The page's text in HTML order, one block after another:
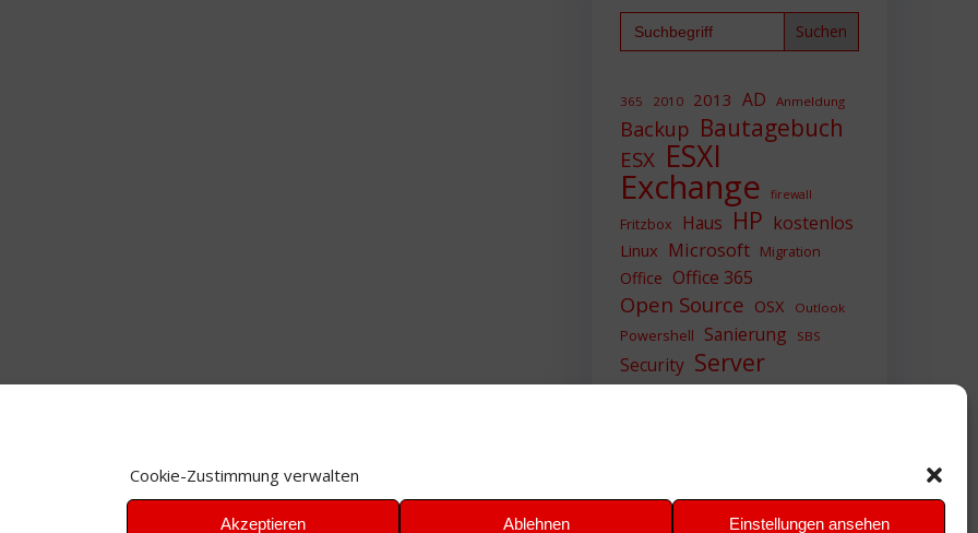
Cookie-Zustimmung verwalten
Akzeptieren Ablehnen Einstellungen ansehen
Search
for:
365 2010 2013 AD Anmeldung
Backup Bautagebuch
ESX ESXI
Exchange firewall
Fritzbox Haus HP kostenlos
Linux Microsoft Migration
Office Office 365
Open Source OSX Outlook
Powershell Sanierung SBS
Security Server
Sicherheit SIEM
VMWare VPN WAZUH